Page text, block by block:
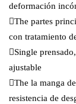
deformación
The partes
con tratamiento
Single
ajustable
The la manga
resistencia de